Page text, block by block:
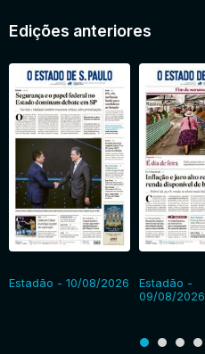
Edições anteriores
Estadão - 10/08/2026
Estadão -
09/08/2026